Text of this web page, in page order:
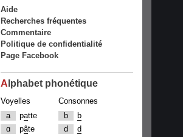
Aide
Recherches fréquentes
Commentaire
Politique de confidentialité
Page Facebook
A lphabet phonétique
Voyelles
a
patte
ɑ
pâte
Consonnes
b
b
d
d